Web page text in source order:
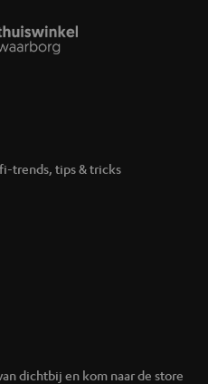
trends, tips & tricks
dichtbij en kom naar de store